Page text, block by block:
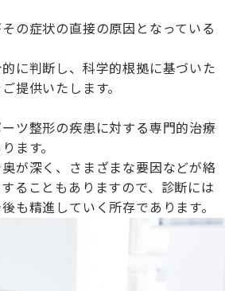
の症状の直接の原因となっている
に判断し、科学的根拠に基づいた
提供いたします。
ツ整形の疾患に対する専門的治療
ます。
が深く、さまざまな要因などが絡
ることもありますので、診断には
も精進していく所存であります。